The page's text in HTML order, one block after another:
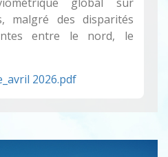
malgré des disparités
entre le nord, le
2026.pdf